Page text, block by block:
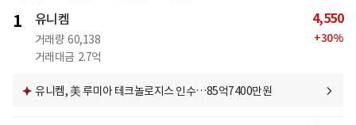
1 유니켐
거래량 60,138
거래대금 2.7억
4,550
+30%
유니켐, 美 루미아 테크놀로지스 인수…85억7400만원